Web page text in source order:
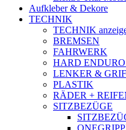
Aufkleber & Dekore
TECHNIK
TECHNIK
BREMSEN
FAHRWERK
HARD
LENKER &
PLASTIK
RÄDER +
SITZBEZÜGE